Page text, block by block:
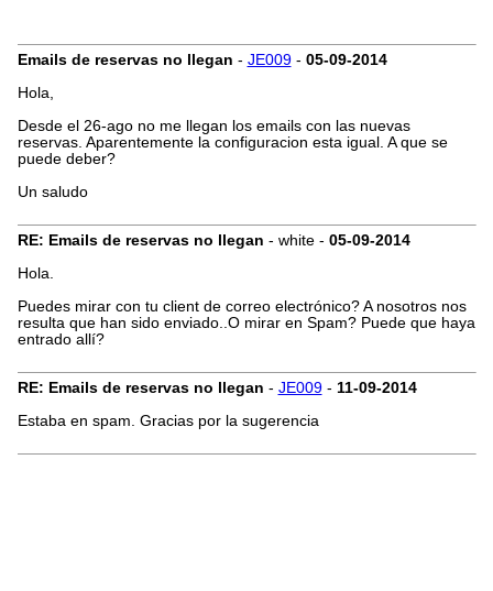
Emails de reservas no llegan - JE009- 05-09-2014
Hola,
Desde el 26-ago no me llegan los emails con las nuevas
reservas. Aparentemente la configuracion esta igual. A que se
puede deber?
Un saludo
RE: Emails de reservas no llegan - white - 05-09-2014
Hola.
Puedes mirar con tu client de correo electrónico? A nosotros nos
resulta que han sido enviado..O mirar en Spam? Puede que haya
entrado allí?
RE: Emails de reservas no llegan - JE009- 11-09-2014
Estaba en spam. Gracias por la sugerencia